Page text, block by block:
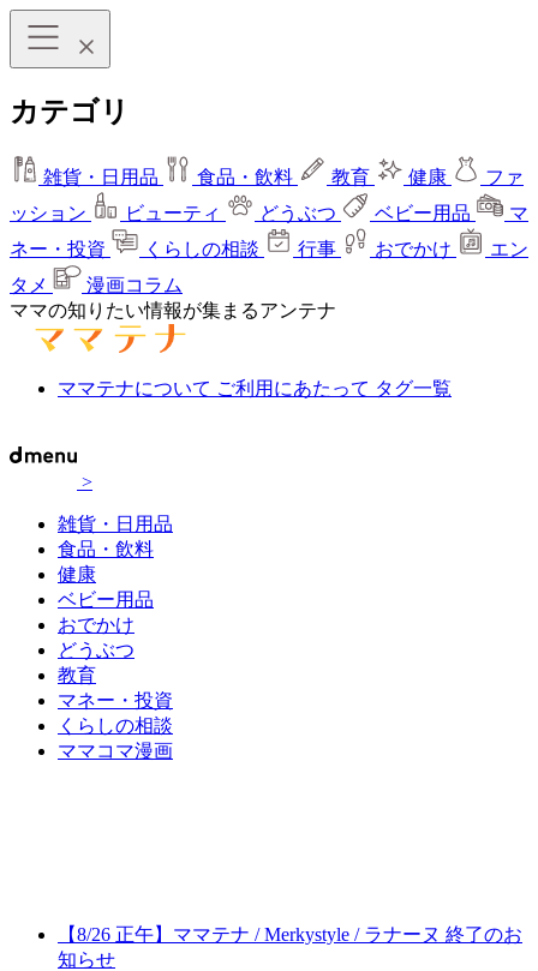
カテゴリ
雑貨・日用品 食品・飲料 教育 健康
ファ
ッション
ビューティ どうぶつ ベビー用品
マ
ネー・投資
くらしの相談 行事 おでかけ
エン
タメ
漫画コラム
ママの知りたい情報が集まるアンテナ
ママテナについて ご利用にあたって タグ一覧
>
雑貨・日用品
食品・飲料
健康
ベビー用品
おでかけ
どうぶつ
教育
マネー・投資
くらしの相談
ママコマ漫画
【8/26 正午】ママテナ / Merkystyle / ラナーヌ 終了のお
知らせ